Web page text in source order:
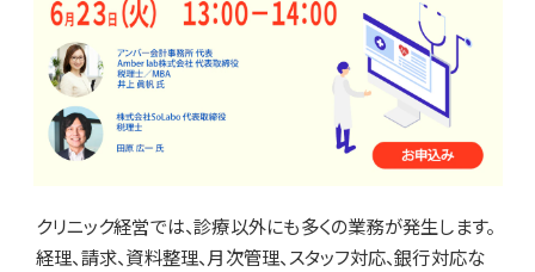
クリニック経営では、診療以外にも多くの業務が発生します。
経理、請求、資料整理、月次管理、スタッフ対応、銀行対応な